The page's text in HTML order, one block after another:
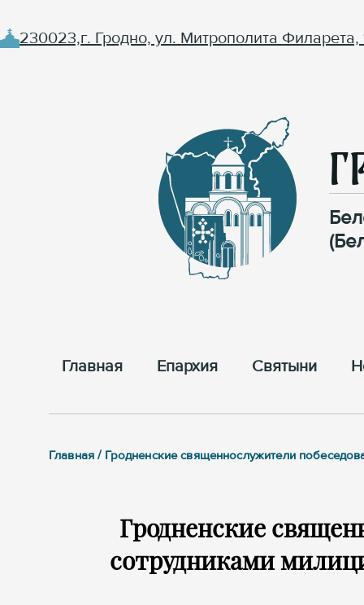
230023,г. Гродно, ул. Митрополита Филарета,
Главная Епархия Cвятыни
Главная / Гродненские священнослужители
Гродненские
сотрудниками